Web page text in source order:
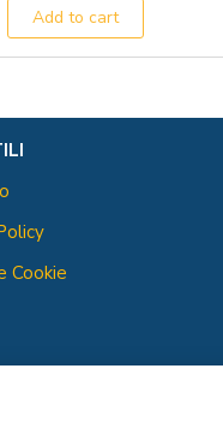
Add to cart
Cookie